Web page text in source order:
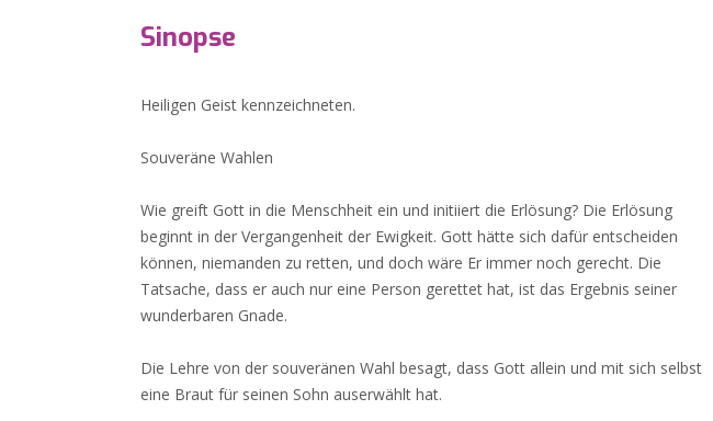
Sinopse
Heiligen Geist kennzeichneten.
Souveräne Wahlen
Wie greift Gott in die Menschheit ein und initiiert die Erlösung? Die Erlösung
beginnt in der Vergangenheit der Ewigkeit. Gott hätte sich dafür entscheiden
können, niemanden zu retten, und doch wäre Er immer noch gerecht. Die
Tatsache, dass er auch nur eine Person gerettet hat, ist das Ergebnis seiner
wunderbaren Gnade.
Die Lehre von der souveränen Wahl besagt, dass Gott allein und mit sich selbst
eine Braut für seinen Sohn auserwählt hat.